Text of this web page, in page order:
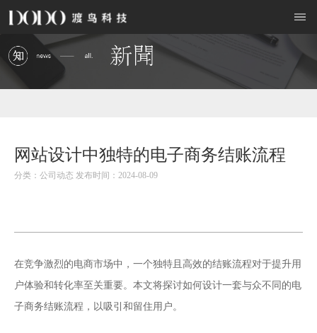
网站设计中独特的电子商务结账流程
分类：公司动态 发布时间：2024-08-09
在竞争激烈的电商市场中，一个独特且高效的结账流程对于提升用
户体验和转化率至关重要。本文将探讨如何设计一套与众不同的电
子商务结账流程，以吸引和留住用户。